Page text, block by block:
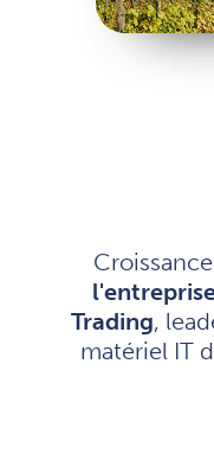
Trading,
matériel IT